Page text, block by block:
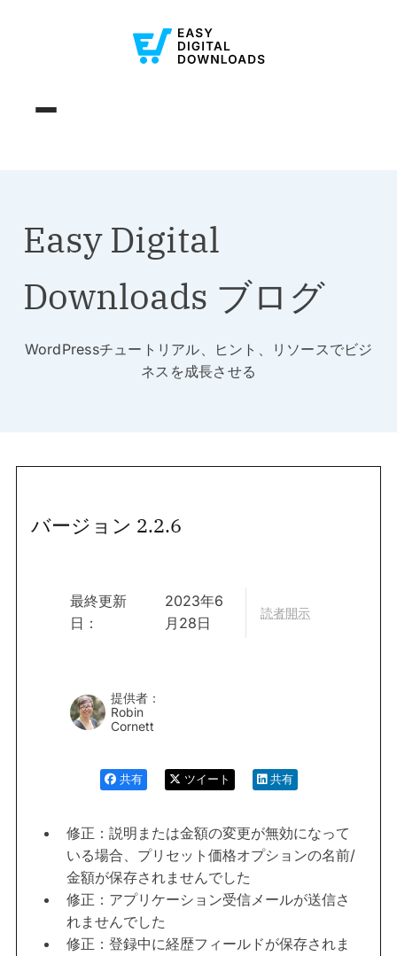
Easy Digital
Downloads ブログ
WordPressチュートリアル、ヒント、リソースでビジ
ネスを成長させる
バージョン 2.2.6
最終更新
日：
2023年6
月28日
読者開示
提供者：
Robin
Cornett
共有 ツイート 共有
修正：説明または金額の変更が無効になって
いる場合、プリセット価格オプションの名前/
金額が保存されませんでした
修正：アプリケーション受信メールが送信さ
れませんでした
修正：登録中に経歴フィールドが保存されま